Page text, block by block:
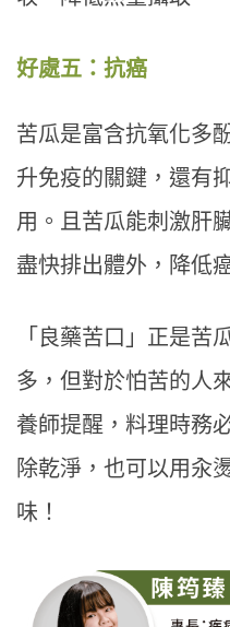
好處五：抗癌
苦瓜是富含抗氧化多
升免疫的關鍵，還有
用。且苦瓜能刺激肝
盡快排出體外，降低
「良藥苦口」正是苦
多，但對於怕苦的人
養師提醒，料理時務
除乾淨，也可以用汆
味！